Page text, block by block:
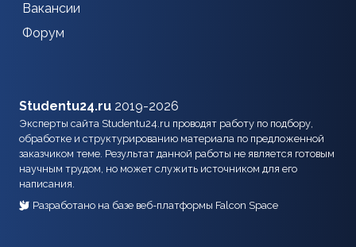
Вакансии
Форум
Studentu24.ru 2019-2026
Эксперты сайта Studentu24.ru проводят работу по подбору,
обработке и структурированию материала по предложенной
заказчиком теме. Результат данной работы не является готовым
научным трудом, но может служить источником для его
написания.
Разработано на базе веб-платформы Falcon Space